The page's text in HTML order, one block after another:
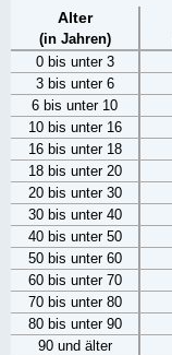
Alter
(in Jahren)
0 bis unter 3
3 bis unter 6
6 bis unter 10
10 bis unter 16
16 bis unter 18
18 bis unter 20
20 bis unter 30
30 bis unter 40
40 bis unter 50
50 bis unter 60
60 bis unter 70
70 bis unter 80
80 bis unter 90
90 und älter